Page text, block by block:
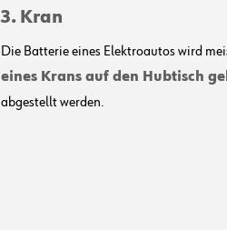
3. Kran
Die Batterie eines Elektroautos wird
eines Krans auf den Hubtisch
abgestellt werden.